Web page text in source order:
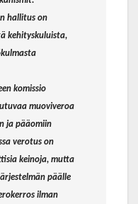
hallitus on
kehityskuluista,
komissio
muoviveroa
ja pääomiin
verotus on
keinoja, mutta
päälle
ilman